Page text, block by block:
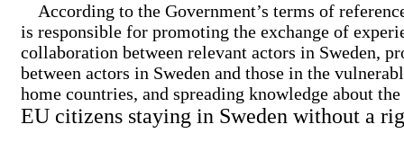
According to the Government’s terms of
is responsible for promoting the exchange of
collaboration between relevant actors in Sweden,
between actors in Sweden and those in the
home countries, and spreading knowledge about
EU citizens staying in Sweden without a